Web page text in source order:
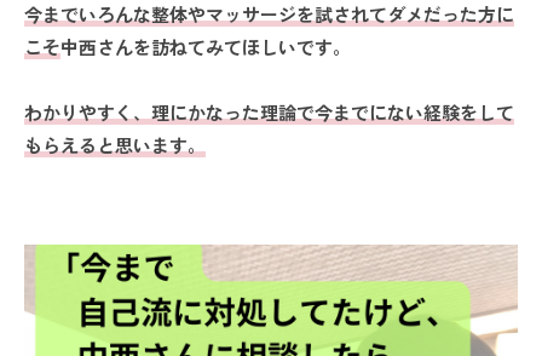
今までいろんな整体やマッサージを試されてダメだった方に
こそ中西さんを訪ねてみてほしいです。
わかりやすく、理にかなった理論で今までにない経験をして
もらえると思います。